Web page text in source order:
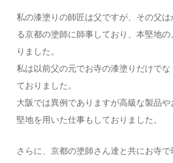
私の漆塗りの師匠は父ですが、その父
る京都の塗師に師事しており、本堅地
りました。
私は以前父の元でお寺の漆塗りだけで
ておりました。
大阪では異例でありますが高級な製品
堅地を用いた仕事もしておりました。
さらに、京都の塗師さん達と共にお寺